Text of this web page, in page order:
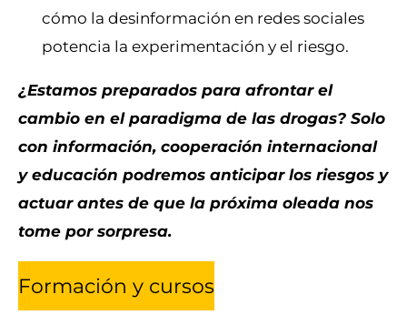
cómo la desinformación en redes sociales
potencia la experimentación y el riesgo.
¿Estamos preparados para afrontar el
cambio en el paradigma de las drogas? Solo
con información, cooperación internacional
y educación podremos anticipar los riesgos y
actuar antes de que la próxima oleada nos
tome por sorpresa.
Formación y cursos